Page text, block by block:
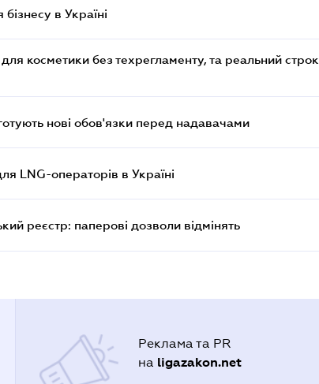
в Україні
косметики без техрегламенту, та реальний строк
нові обов'язки перед надавачами
LNG-операторів в Україні
реєстр: паперові дозволи відмінять
Реклама та PR
на ligazakon.net